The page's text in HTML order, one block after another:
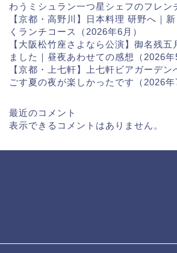
わうミシュラン一つ星シェフのフレン
【京都・高野川】日本料理 研野へ｜
くランチコース（2026年6月）
【大阪松竹座さよなら公演】御名残五
ました｜昼夜あわせての感想（2026年
【京都・上七軒】上七軒ビアガーデン
ごす夏の夜が楽しかったです（2026年
最近のコメント
表示できるコメントはありません。